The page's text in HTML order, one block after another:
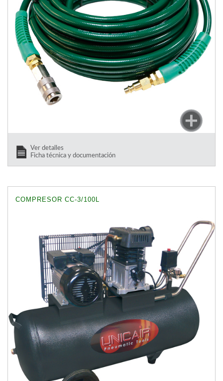
Ver detalles
Ficha técnica y documentación
COMPRESOR CC-3/100L